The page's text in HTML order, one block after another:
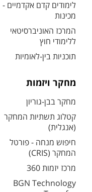
לימודים קדם אקדמיים -
מכינות
המרכז האוניברסיטאי
ללימודי חוץ
תוכניות בין-לאומיות
מחקר ויזמות
מחקר בבן-גוריון
קטלוג תשתיות המחקר
(אנגלית)
חיפוש מנחה - פורטל
המחקר (CRIS)
מרכז יזמות 360
BGN Technology